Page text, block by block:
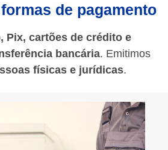
de pagamento
Pix, cartões de crédito e
bancária. Emitimos
físicas e jurídicas.